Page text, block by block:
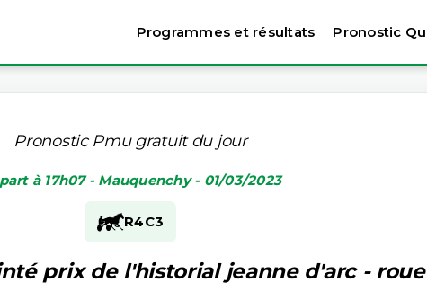
Programmes et résultats Pronostic
Pronostic Pmu gratuit du jour
à 17h07 - Mauquenchy - 01/03/2023
R4C3
prix de l'historial jeanne d'arc -